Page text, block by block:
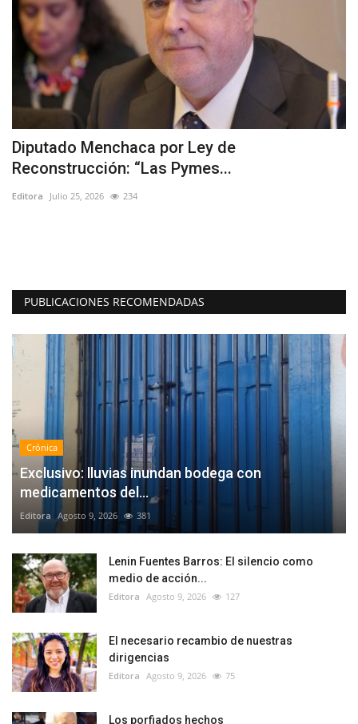
Diputado Menchaca por Ley de
Reconstrucción: “Las Pymes...
Editora Julio 25, 2026 234
PUBLICACIONES RECOMENDADAS
Crónica
Exclusivo: lluvias inundan bodega con
medicamentos del...
Editora Agosto 9, 2026 381
Lenin Fuentes Barros: El silencio como
medio de acción...
Editora Agosto 9, 2026 127
El necesario recambio de nuestras
dirigencias
Editora Agosto 9, 2026 75
Los porfiados hechos